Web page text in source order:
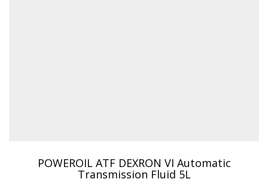
POWEROIL ATF DEXRON VI Automatic
Transmission Fluid 5L